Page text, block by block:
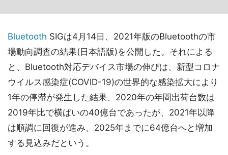
Bluetooth SIGは4月14日、2021年版のBluetoothの市
場動向調査の結果(日本語版)を公開した。それによる
と、Bluetooth対応デバイス市場の伸びは、新型コロナ
ウイルス感染症(COVID-19)の世界的な感染拡大により
1年の停滞が発生した結果、2020年の年間出荷台数は
2019年比で横ばいの40億台であったが、2021年以降
は順調に回復が進み、2025年までに64億台へと増加
する見込みだという。